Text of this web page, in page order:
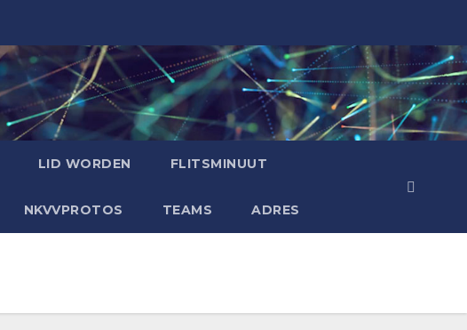
LID WORDEN FLITSMINUUT
NKVVPROTOS TEAMS ADRES